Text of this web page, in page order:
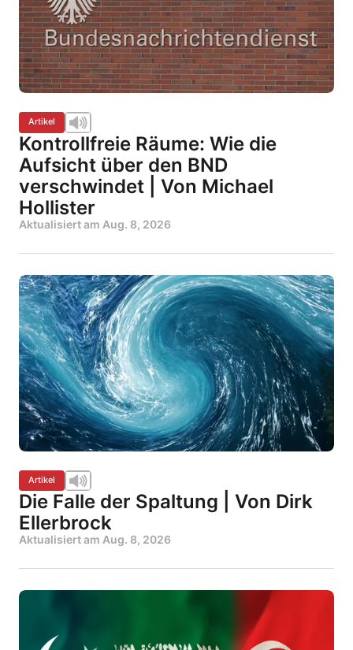
Artikel
Kontrollfreie Räume: Wie die
Aufsicht über den BND
verschwindet | Von Michael
Hollister
Aktualisiert am Aug. 8, 2026
Artikel
Die Falle der Spaltung | Von Dirk
Ellerbrock
Aktualisiert am Aug. 8, 2026